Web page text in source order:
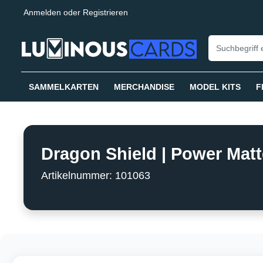
Zur Hauptnavigation springen
Anmelden oder Registrieren
SAMMELKARTEN MERCHANDISE MODEL KITS
Dragon Shield | Power
Artikelnummer: 101063